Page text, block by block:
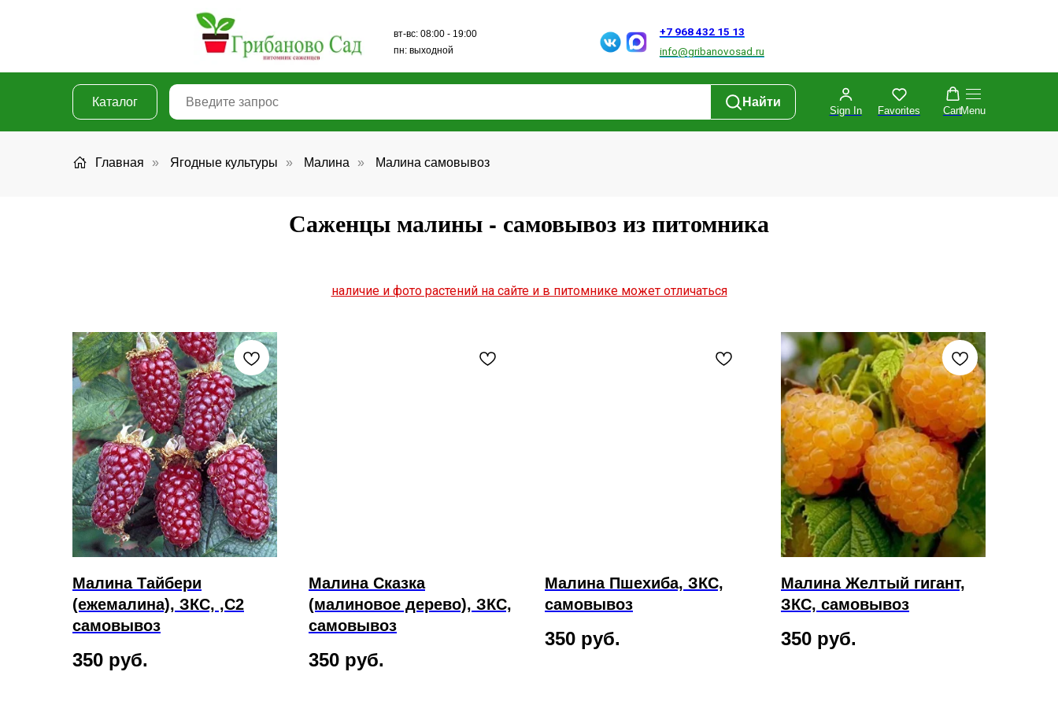
info@gribanovosad.ru
+7 968 432 15 13
вт-вс: 08:00 - 19:00
пн: выходной
Каталог Найти
Sign In Favorites CartMenu
Главная » Ягодные культуры » Малина » Малина самовывоз
Саженцы малины - самовывоз из питомника
наличие и фото растений на сайте и в питомнике может отличаться
Малина Тайбери
(ежемалина), ЗКС, ,С2
самовывоз
350 руб.
Малина Сказка
(малиновое дерево), ЗКС,
самовывоз
350 руб.
Малина Пшехиба, ЗКС,
самовывоз
350 руб.
Малина Желтый гигант,
ЗКС, самовывоз
350 руб.